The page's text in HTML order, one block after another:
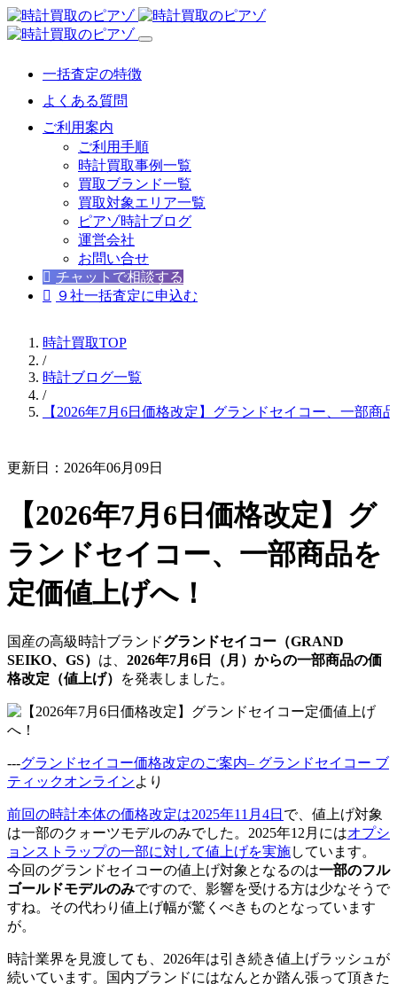
一括査定の特徴
よくある質問
ご利用案内
ご利用手順
時計買取事例一覧
買取ブランド一覧
買取対象エリア一覧
ピアゾ時計ブログ
運営会社
お問い合せ
チャットで相談する
９社一括査定に申込む
時計買取TOP
/
時計ブログ一覧
/
【2026年7月6日価格改定】グランドセイコー、一部商
更新日：2026年06月09日
【2026年7月6日価格改定】グ
ランドセイコー、一部商品を
定価値上げへ！
国産の高級時計ブランドグランドセイコー（GRAND
SEIKO、GS） は、 2026年7月6日（月）からの一部商品の価
格改定（値上げ）
を発表しました。
---グランドセイコー価格改定のご案内– グランドセイコー ブ
ティックオンラインより
前回の時計本体の価格改定は2025年11月4日 で、値上げ対象
は一部のクォーツモデルのみでした。2025年12月にはオプシ
ョンストラップの一部に対して値上げを実施しています。
今回のグランドセイコーの値上げ対象となるのは一部のフル
ゴールドモデルのみですので、影響を受ける方は少なそうで
すね。その代わり値上げ幅が驚くべきものとなっています
が。
時計業界を見渡しても、2026年は引き続き値上げラッシュが
続いています。国内ブランドにはなんとか踏ん張って頂きた